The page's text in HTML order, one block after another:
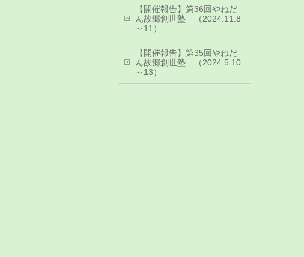
【開催報告】第36回やねだ
ん故郷創世塾 （2024.11.8
～11）
【開催報告】第35回やねだ
ん故郷創世塾 （2024.5.10
～13）